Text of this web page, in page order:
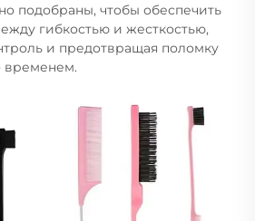
подобраны, чтобы обеспечить
гибкостью и жесткостью,
и предотвращая поломку